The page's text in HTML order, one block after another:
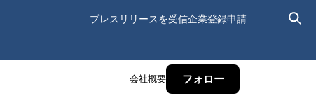
プレスリリースを受信企業登録申請
会社概要 フォロー